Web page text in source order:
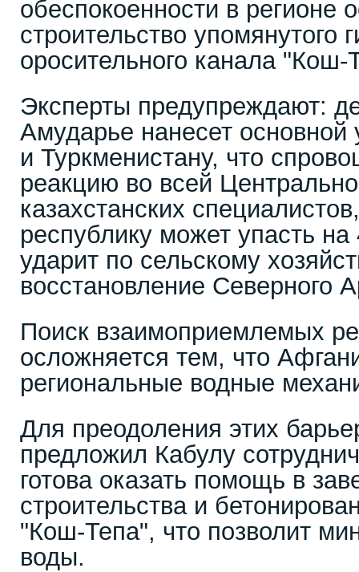
обеспокоенности в регионе
строительство упомянутого
оросительного канала
Эксперты предупреждают:
Амударье нанесет основной
и Туркменистану, что
реакцию во всей
казахстанских
республику может упасть
ударит по сельскому
восстановление Северного
Поиск взаимоприемлемых
осложняется тем, что
региональные водные
Для преодоления этих
предложил Кабулу
готова оказать помощь в
строительства и
"Кош-Тепа", что позволит
воды.